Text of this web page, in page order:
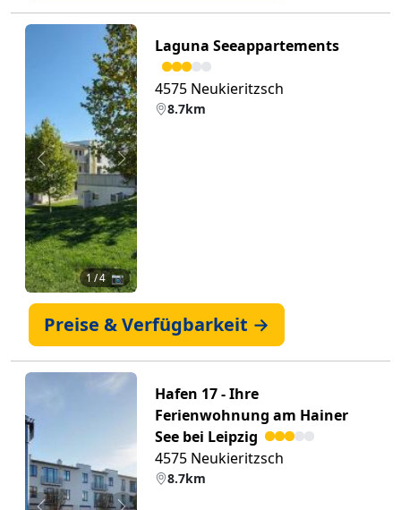
Zurück Weiter
1 / 4 📷
Laguna Seeappartements
4575 Neukieritzsch
8.7km
Preise & Verfügbarkeit →
Hafen 17 - Ihre
Ferienwohnung am Hainer
See bei Leipzig
4575 Neukieritzsch
8.7km